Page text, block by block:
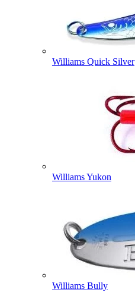
Williams Quick Silver
Williams Yukon
Williams Bully